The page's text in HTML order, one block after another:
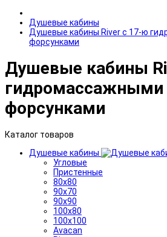
Душевые кабины
Душевые кабины River с 17-ю
форсунками
Душевые кабины
гидромассажными
форсунками
Каталог товаров
Душевые кабины
Угловые
Пристенные
80x80
90x70
90x90
100x80
100x100
Avacan